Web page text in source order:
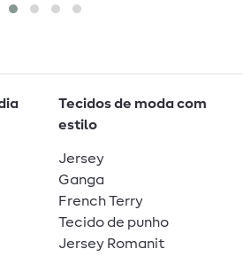
Tecidos de moda com
estilo
Jersey
Ganga
French Terry
Tecido de punho
Jersey Romanit